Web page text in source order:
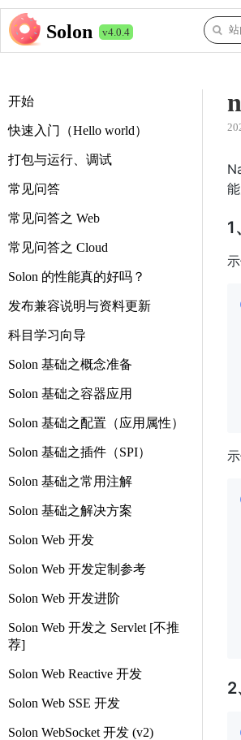
Solon v4.0.4
开始
快速入门（Hello world）
打包与运行、调试
常见问答
常见问答之 Web
常见问答之 Cloud
Solon 的性能真的好吗？
发布兼容说明与资料更新
科目学习向导
Solon 基础之概念准备
Solon 基础之容器应用
Solon 基础之配置（应用属性）
Solon 基础之插件（SPI）
Solon 基础之常用注解
Solon 基础之解决方案
Solon Web 开发
Solon Web 开发定制参考
Solon Web 开发进阶
Solon Web 开发之 Servlet [不推
荐]
Solon Web Reactive 开发
Solon Web SSE 开发
Solon WebSocket 开发 (v2)
能
1
2